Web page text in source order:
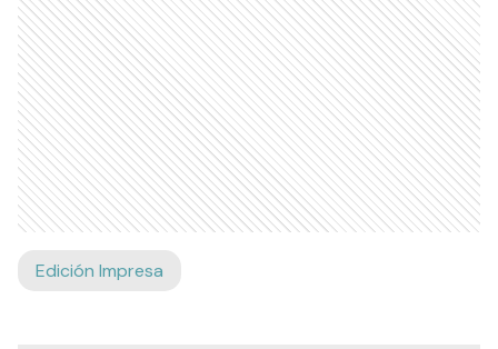
Edición Impresa